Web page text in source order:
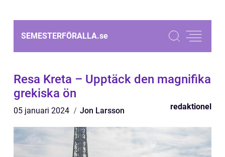
SEMESTERFÖRALLA.se
Resa Kreta – Upptäck den magnifika
grekiska ön
05 januari 2024 Jon Larsson redaktionel